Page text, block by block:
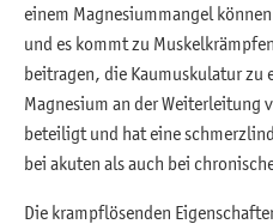
einem Magnesiummangel
und es kommt zu
beitragen, die Kaumuskulatur zu
Magnesium an der Weiterleitung
beteiligt und hat eine
bei akuten als auch bei
Die krampflösenden